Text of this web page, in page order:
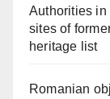
Authorities in
sites of
heritage list
Romanian